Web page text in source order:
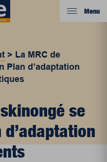
Menu
> La MRC de
Plan d’adaptation
se
d’adaptation